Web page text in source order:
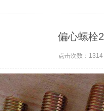
偏心螺栓2
点击次数：1314